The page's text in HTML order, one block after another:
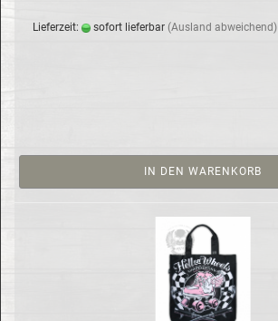
Lie­fer­zeit: so­fort lie­fer­bar (Aus­land ab­wei­chend)
IN DEN WARENKORB